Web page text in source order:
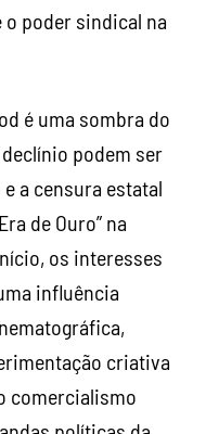
podem ser
a censura estatal
os interesses
influência
criativa
comercialismo
políticas da
de greves de
corajoso da